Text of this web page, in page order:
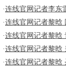
·连线官网记者李东
·连线官网记者黎晗
·连线官网记者黎晗
·连线官网记者黎晗
·连线官网记者黎晗